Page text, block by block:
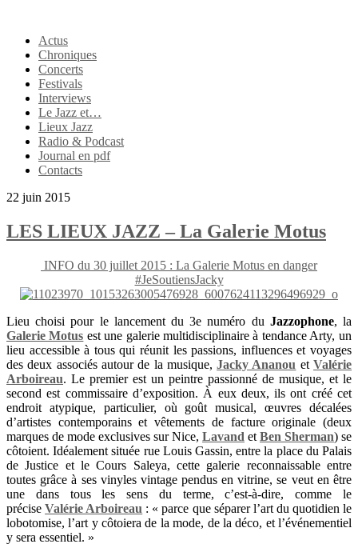
Actus
Chroniques
Concerts
Festivals
Interviews
Le Jazz et…
Lieux Jazz
Radio & Podcast
Journal en pdf
Contacts
22 juin 2015
LES LIEUX JAZZ – La Galerie Motus
INFO du 30 juillet 2015 : La Galerie Motus en danger
#JeSoutiensJacky
Lieu choisi pour le lancement du 3e numéro du Jazzophone, la
Galerie Motus est une galerie multidisciplinaire à tendance Arty, un
lieu accessible à tous qui réunit les passions, influences et voyages
des deux associés autour de la musique, Jacky Ananou etValérie
Arboireau. Le premier est un peintre passionné de musique, et le
second est commissaire d’exposition. À eux deux, ils ont créé cet
endroit atypique, particulier, où goût musical, œuvres décalées
d’artistes contemporains et vêtements de facture originale (deux
marques de mode exclusives sur Nice, Lavand et Ben Sherman) se
côtoient. Idéalement située rue Louis Gassin, entre la place du Palais
de Justice et le Cours Saleya, cette galerie reconnaissable entre
toutes grâce à ses vinyles vintage pendus en vitrine, se veut en être
une dans tous les sens du terme, c’est-à-dire, comme le
préciseValérie Arboireau : « parce que séparer l’art du quotidien le
lobotomise, l’art y côtoiera de la mode, de la déco, et l’événementiel
y sera essentiel. »